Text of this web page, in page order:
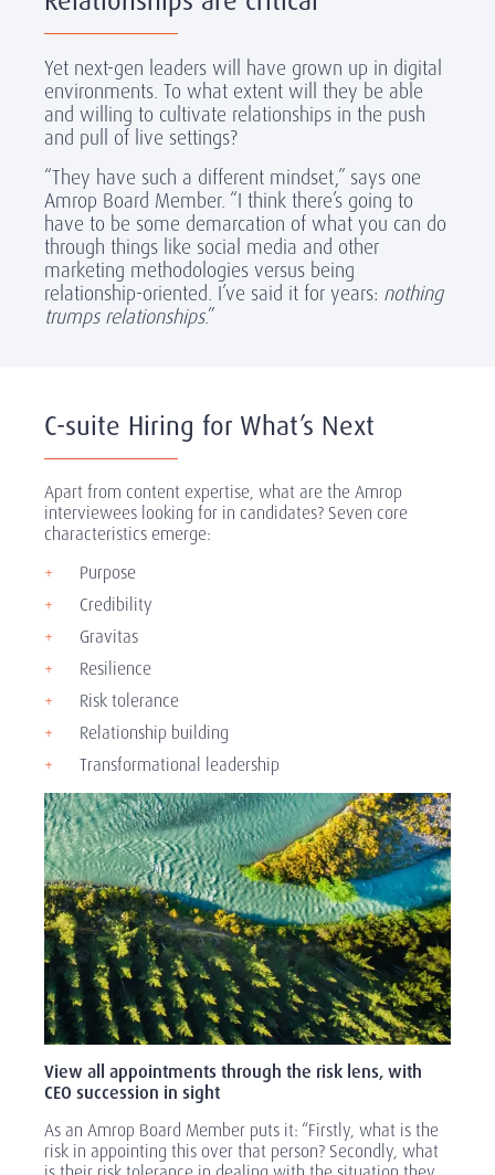
Yet next-gen leaders will have grown up in digital
environments. To what extent will they be able
and willing to cultivate relationships in the push
and pull of live settings?
“They have such a different mindset,” says one
Amrop Board Member. “I think there’s going to
have to be some demarcation of what you can do
through things like social media and other
marketing methodologies versus being
relationship-oriented. I’ve said it for years: nothing
trumps relationships.”
C-suite Hiring for What’s Next
Apart from content expertise, what are the Amrop
interviewees looking for in candidates? Seven core
characteristics emerge:
Purpose
Credibility
Gravitas
Resilience
Risk tolerance
Relationship building
Transformational leadership
View all appointments through the risk lens, with
CEO succession in sight
As an Amrop Board Member puts it: “Firstly, what is the
risk in appointing this over that person? Secondly, what